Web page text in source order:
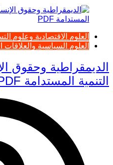
العلوم الاقتصادية وعلوم
العلوم السياسية والعلاقات
الديمقراطية وحقوق
التنمية المستدامة PDF